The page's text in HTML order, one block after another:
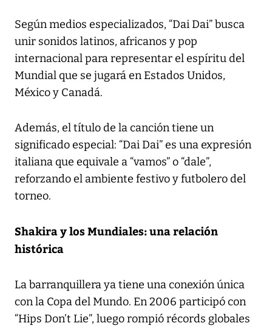
Según medios especializados, “Dai Dai” busca
unir sonidos latinos, africanos y pop
internacional para representar el espíritu del
Mundial que se jugará en Estados Unidos,
México y Canadá.
Además, el título de la canción tiene un
significado especial: “Dai Dai” es una expresión
italiana que equivale a “vamos” o “dale”,
reforzando el ambiente festivo y futbolero del
torneo.
Shakira y los Mundiales: una relación
histórica
La barranquillera ya tiene una conexión única
con la Copa del Mundo. En 2006 participó con
“Hips Don’t Lie”, luego rompió récords globales